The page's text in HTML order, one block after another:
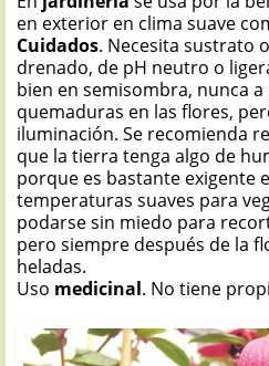
en exterior en clima suave
Cuidados. Necesita sustrato
drenado, de pH neutro o
bien en semisombra, nunca
quemaduras en las flores,
iluminación. Se recomienda
que la tierra tenga algo de
porque es bastante exigente
temperaturas suaves para
podarse sin miedo para
pero siempre después de la
heladas.
Uso medicinal. No tiene